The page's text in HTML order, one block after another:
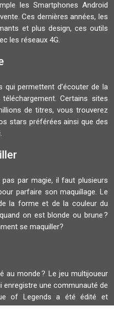
les Smartphones Android
Ces dernières années, les
et plus design, ces outils
les réseaux 4G.
permettent d’écouter de la
Certains sites
de titres, vous trouverez
stars préférées ainsi que des
par magie, il faut plusieurs
parfaire son maquillage. Le
la forme et de la couleur du
on est blonde ou brune ?
se maquiller?
au monde ? Le jeu multijoueur
enregistre une communauté de
of Legends a été édité et